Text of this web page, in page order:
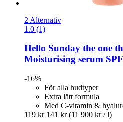
2 Alternativ
1.0 (1)
Hello Sunday the one
Moisturising serum
-16%
För alla hudtyper
Extra lätt formula
Med C-vitamin &
119 kr 141 kr (11 900 kr / l)